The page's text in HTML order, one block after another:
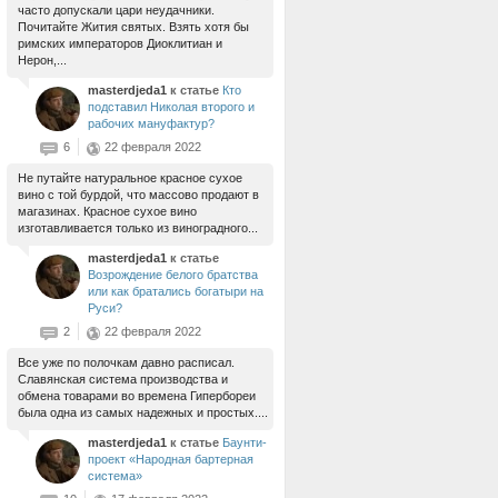
часто допускали цари неудачники.
Почитайте Жития святых. Взять хотя бы
римских императоров Диоклитиан и
Нерон,...
masterdjeda1 к статье Кто
подставил Николая второго и
рабочих мануфактур?
6
22 февраля 2022
Не путайте натуральное красное сухое
вино с той бурдой, что массово продают в
магазинах. Красное сухое вино
изготавливается только из виноградного...
masterdjeda1 к статье
Возрождение белого братства
или как братались богатыри на
Руси?
2
22 февраля 2022
Все уже по полочкам давно расписал.
Славянская система производства и
обмена товарами во времена Гипербореи
была одна из самых надежных и простых....
masterdjeda1 к статье Баунти-
проект «Народная бартерная
система»